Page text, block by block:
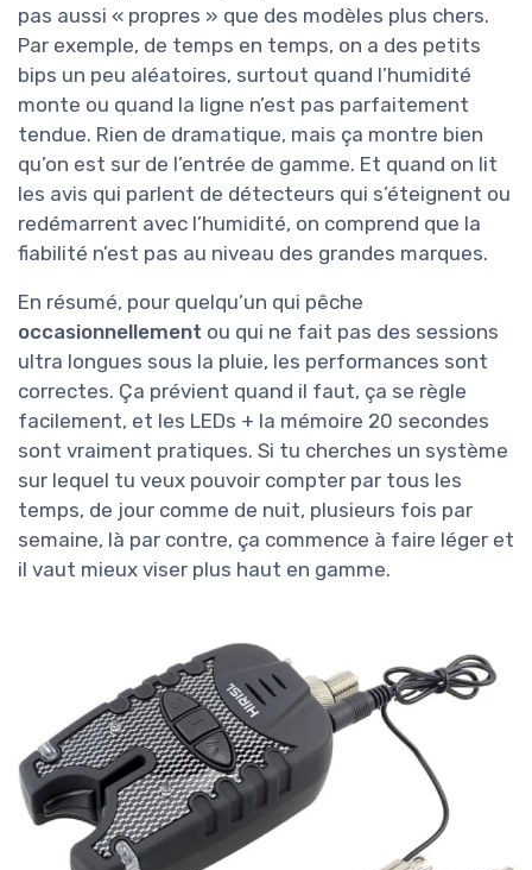
pas aussi « propres » que des modèles plus chers.
Par exemple, de temps en temps, on a des petits
bips un peu aléatoires, surtout quand l’humidité
monte ou quand la ligne n’est pas parfaitement
tendue. Rien de dramatique, mais ça montre bien
qu’on est sur de l’entrée de gamme. Et quand on lit
les avis qui parlent de détecteurs qui s’éteignent ou
redémarrent avec l’humidité, on comprend que la
fiabilité n’est pas au niveau des grandes marques.
En résumé, pour quelqu’un qui pêche
occasionnellement ou qui ne fait pas des sessions
ultra longues sous la pluie, les performances sont
correctes. Ça prévient quand il faut, ça se règle
facilement, et les LEDs + la mémoire 20 secondes
sont vraiment pratiques. Si tu cherches un système
sur lequel tu veux pouvoir compter par tous les
temps, de jour comme de nuit, plusieurs fois par
semaine, là par contre, ça commence à faire léger et
il vaut mieux viser plus haut en gamme.